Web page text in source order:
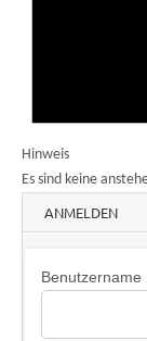
Hinweis
Es sind keine
ANMELDEN
Benutzername